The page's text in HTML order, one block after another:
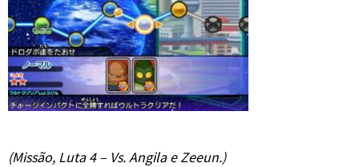
(Missão, Luta 4 – Vs. Angila e Zeeun.)